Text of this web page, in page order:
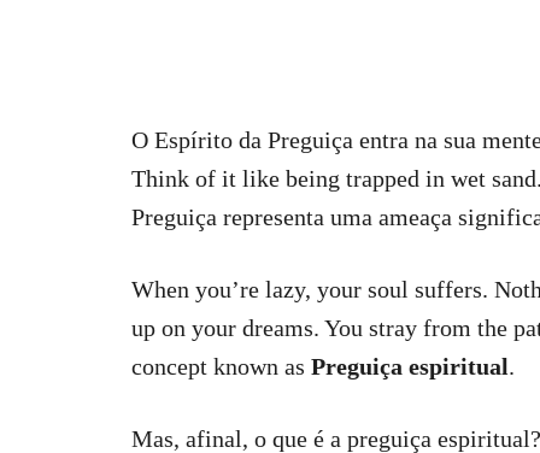
O Espírito da Preguiça entra na sua
Think of it like being trapped in wet
Preguiça representa uma ameaça
When you’re lazy, your soul suffers.
up on your dreams. You stray from the
concept known as Preguiça espiritual.
Mas, afinal, o que é a preguiça espiritual?